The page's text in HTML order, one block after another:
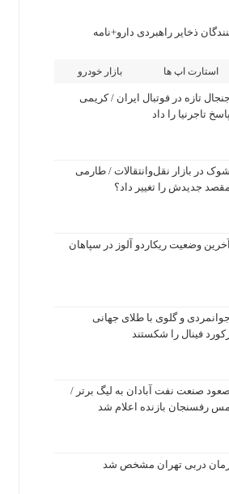
ذخایر راهبردی دارو+نامه
استارت اپ ها بازار خودرو
جنجال تازه در فوتبال ایران / کریمی
پاسخ تاجرنیا را داد
شوک در بازار نقل‌وانتقالات / طارمی
مقصد جدیدش را تغییر داد؟
آخرین وضعیت ریکاردو آلوز در سپاهان
جوانمردی و گلوی با طلای جهانی
فینال را شکستند
صعود صنعت نفت آبادان به لیگ برتر /
مس رفسنجان بازنده اعلام شد
دربی تهران مشخص شد